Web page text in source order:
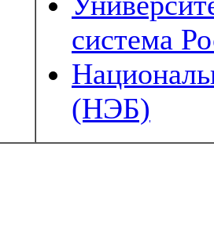
система
(НЭБ)